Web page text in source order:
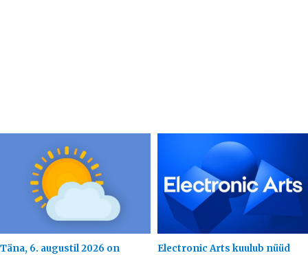
Täna, 6. augustil 2026 on
Electronic Arts kuulub nüüd